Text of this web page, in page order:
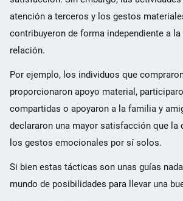
atención a terceros y los gestos
contribuyeron de forma independiente a
relación.
Por ejemplo, los individuos que
proporcionaron apoyo material,
compartidas o apoyaron a la familia y
declararon una mayor satisfacción que la
los gestos emocionales por sí solos.
Si bien estas tácticas son unas guías
mundo de posibilidades para llevar una